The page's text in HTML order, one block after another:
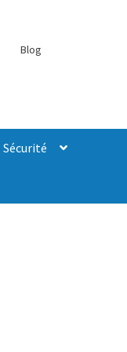
Blog
Sécurité